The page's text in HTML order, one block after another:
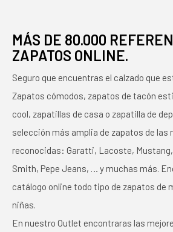
MÁS DE 80.000
ZAPATOS ONLINE.
Seguro que encuentras el calzado que
Zapatos cómodos, zapatos de tacón
cool, zapatillas de casa o zapatilla de
selección más amplia de zapatos de las
reconocidas: Garatti, Lacoste,
Smith, Pepe Jeans, … y muchas más.
catálogo online todo tipo de zapatos de
niñas.
En nuestro Outlet encontraras las